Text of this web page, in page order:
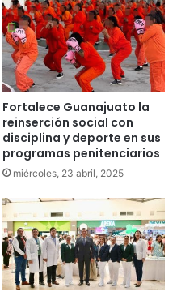
Fortalece Guanajuato la
reinserción social con
disciplina y deporte en sus
programas penitenciarios
miércoles, 23 abril, 2025